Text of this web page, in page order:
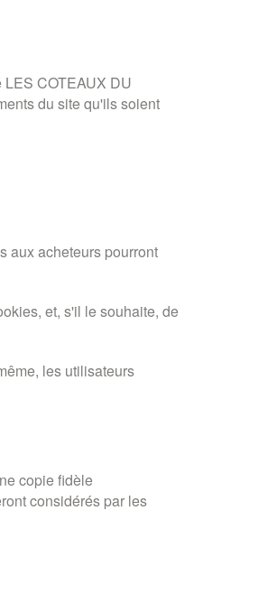
COTEAUX DU
du site qu'ils soient
aux acheteurs pourront
et, s'il le souhaite, de
les utilisateurs
copie fidèle
considérés par les